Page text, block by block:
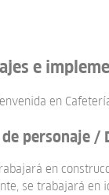
e
en
personaje /
en
se trabajará en